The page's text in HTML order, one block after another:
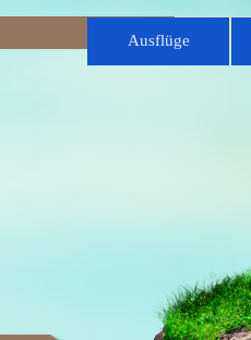
Ausflüge